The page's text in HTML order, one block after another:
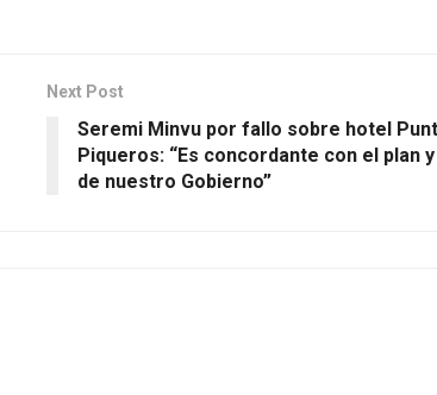
Next Post
Seremi Minvu por fallo sobre hotel
Piqueros: “Es concordante con el plan
de nuestro Gobierno”